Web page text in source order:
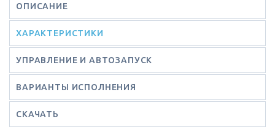
ОПИСАНИЕ
ХАРАКТЕРИСТИКИ
УПРАВЛЕНИЕ И АВТОЗАПУСК
ВАРИАНТЫ ИСПОЛНЕНИЯ
СКАЧАТЬ